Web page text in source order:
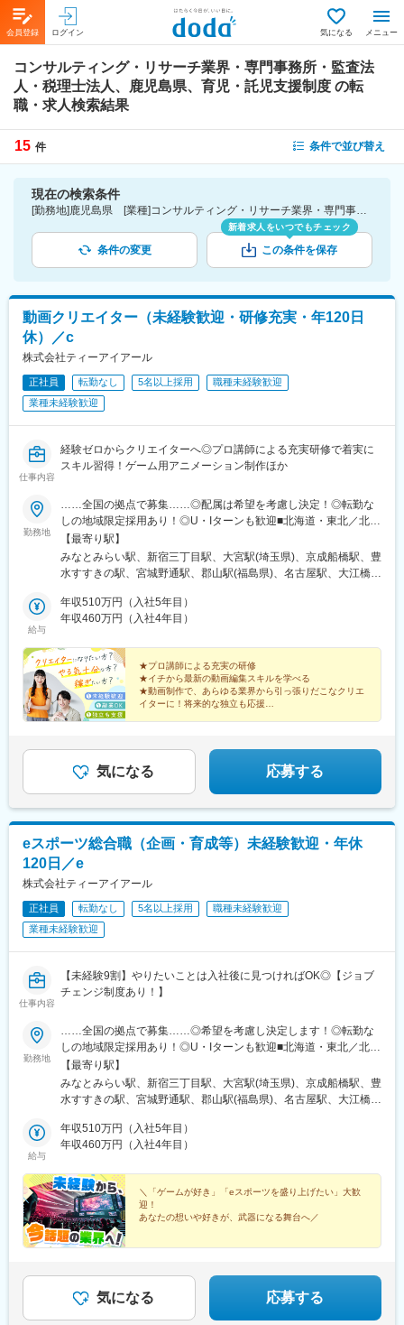
会員登録 ログイン 気になる メニュー
コンサルティング・リサーチ業界・専門事務所・監査法
人・税理士法人、鹿児島県、育児・託児支援制度 の転
職・求人検索結果
15 件 条件で並び替え
現在の検索条件
[勤務地]鹿児島県 [業種]コンサルティング・リサーチ業界・専門事務所・監査法人・税理士法人 [詳細条件](待遇・福利厚生)育児・託児支援制度
条件の変更
新着求人をいつでもチェック
この条件を保存
動画クリエイター（未経験歓迎・研修充実・年120日
休）／c
株式会社ティーアイアール
正社員 転勤なし 5名以上採用
職種未経験歓迎
業種未経験歓迎
仕事内容
経験ゼロからクリエイターへ◎プロ講師による充実研修で着実に
スキル習得！ゲーム用アニメーション制作ほか
勤務地
……全国の拠点で募集……◎配属は希望を考慮し決定！◎転勤な
しの地域限定採用あり！◎U・Iターンも歓迎■北海道・東北／北海
道、宮城、福島■関東／東京、神奈川、埼玉、千葉■中部／愛知■
近畿／大阪、京都、兵庫■中四国／広島、愛媛■九州／福岡、鹿児
島、沖縄※受動喫煙対策あり：屋内全面禁煙
【最寄り駅】
みなとみらい駅、新宿三丁目駅、大宮駅(埼玉県)、京成船橋駅、豊
水すすきの駅、宮城野通駅、郡山駅(福島県)、名古屋駅、大江橋
駅、県庁前駅(沖縄県)、町田駅、八王子駅、藤沢駅、海老名駅(相
模線)、春日部駅、栄町駅(千葉県)、柏駅、新宿御苑前駅、船橋
駅、七条駅、袋町駅、櫛田神社前駅、美栄橋駅、京王八王子駅、
石上駅、海老名駅(相鉄・小田急)、八木崎駅、京成千葉駅、桜木町
駅、新宿駅(東京メトロ)、大神宮下駅、狸小路駅、仙台駅(地下
鉄)、名鉄名古屋駅、北新地駅、五条駅(京都市営)、紙屋町東駅、
市役所前駅(愛媛県)、祇園駅(福岡県)、旭橋駅、千葉駅
給与
年収510万円（入社5年目）
年収460万円（入社4年目）
★プロ講師による充実の研修
★イチから最新の動画編集スキルを学べる
★動画制作で、あらゆる業界から引っ張りだこなクリエ
イターに！将来的な独立も応援
◎年間休日120日以上
◎基本定時退勤
気になる 応募する
eスポーツ総合職（企画・育成等）未経験歓迎・年休
120日／e
株式会社ティーアイアール
正社員 転勤なし 5名以上採用
職種未経験歓迎
業種未経験歓迎
仕事内容
【未経験9割】やりたいことは入社後に見つければOK◎【ジョブ
チェンジ制度あり！】
勤務地
……全国の拠点で募集……◎希望を考慮し決定します！◎転勤な
しの地域限定採用あり！◎U・Iターンも歓迎■北海道・東北／北海
道、宮城、福島■関東／東京、神奈川、埼玉、千葉■中部／愛知■
近畿／大阪、京都、兵庫■中四国／広島、愛媛■九州／福岡、鹿児
島、沖縄※受動喫煙対策：屋内全面禁煙
【最寄り駅】
みなとみらい駅、新宿三丁目駅、大宮駅(埼玉県)、京成船橋駅、豊
水すすきの駅、宮城野通駅、郡山駅(福島県)、名古屋駅、大江橋
駅、県庁前駅(沖縄県)、町田駅、八王子駅、藤沢駅、海老名駅(相
模線)、春日部駅、栄町駅(千葉県)、柏駅、新宿御苑前駅、船橋
駅、七条駅、袋町駅、櫛田神社前駅、美栄橋駅、京王八王子駅、
石上駅、海老名駅(相鉄・小田急)、八木崎駅、京成千葉駅、桜木町
駅、新宿駅(東京メトロ)、大神宮下駅、狸小路駅、仙台駅(地下
鉄)、名鉄名古屋駅、北新地駅、五条駅(京都市営)、紙屋町東駅、
市役所前駅(愛媛県)、祇園駅(福岡県)、旭橋駅、千葉駅
給与
年収510万円（入社5年目）
年収460万円（入社4年目）
＼「ゲームが好き」「eスポーツを盛り上げたい」大歓
迎！
あなたの想いや好きが、武器になる舞台へ／
◆充実した研修制度
◆残業月5h以内
気になる 応募する